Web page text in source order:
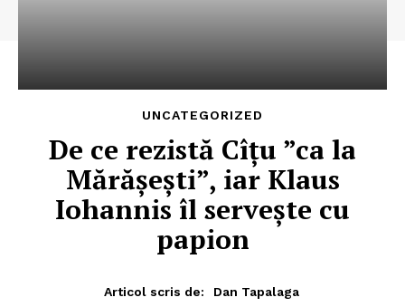
UNCATEGORIZED
De ce rezistă Cîțu ”ca la
Mărășești”, iar Klaus
Iohannis îl servește cu
papion
Articol scris de:
Dan Tapalaga